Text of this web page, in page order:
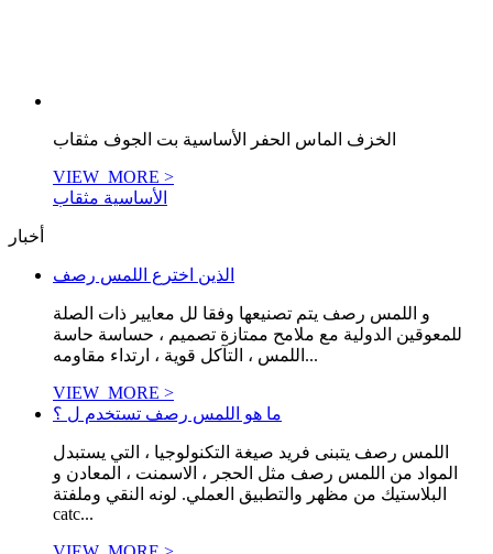
الخزف الماس الحفر الأساسية بت الجوف مثقاب
VIEW_MORE >
الأساسية مثقاب
أخبار
الذين اخترع اللمس رصف
و اللمس رصف يتم تصنيعها وفقا لل معايير ذات الصلة
للمعوقين الدولية مع ملامح ممتازة تصميم ، حساسة حاسة
اللمس ، التآكل قوية ، ارتداء مقاومه...
VIEW_MORE >
ما هو اللمس رصف تستخدم ل ؟
اللمس رصف يتبنى فريد صيغة التكنولوجيا ، التي يستبدل
المواد من اللمس رصف مثل الحجر ، الاسمنت ، المعادن و
البلاستيك من مظهر والتطبيق العملي. لونه النقي وملفتة
catc...